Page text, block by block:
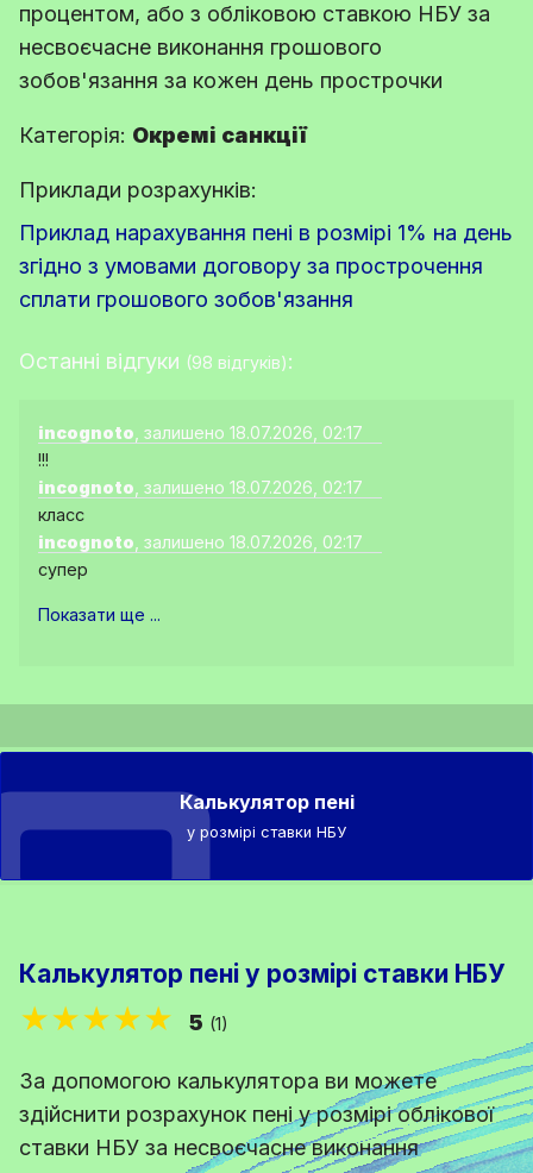
процентом, або з обліковою ставкою НБУ за
несвоєчасне виконання грошового
зобов'язання за кожен день прострочки
Категорія: Окремі санкції
Приклади розрахунків:
Приклад нарахування пені в розмірі 1% на день
згідно з умовами договору за прострочення
сплати грошового зобов'язання
Останні відгуки (98 відгуків):
incognoto , залишено 18.07.2026, 02:17
!!!
incognoto , залишено 18.07.2026, 02:17
класс
incognoto , залишено 18.07.2026, 02:17
супер
Показати ще ...
Калькулятор пені
у розмірі ставки НБУ
Калькулятор пені у розмірі ставки НБУ
★★★★★ 5 (1)
За допомогою калькулятора ви можете
здійснити розрахунок пені у розмірі облікової
ставки НБУ за несвоєчасне виконання